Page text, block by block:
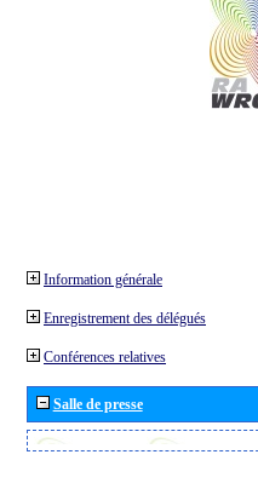
Information générale
Enregistrement des délégués
Conférences relatives
Salle de presse